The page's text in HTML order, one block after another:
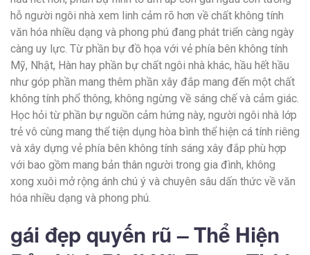
hỗ người ngôi nhà xem linh cảm rõ hơn về chất không tính
văn hóa nhiều dạng và phong phú đang phát triển càng ngày
càng uy lực. Từ phần bự đồ họa với vẻ phía bên không tính
Mỹ, Nhật, Hàn hay phần bự chất ngôi nhà khác, hầu hết hầu
như góp phần mang thêm phần xây đắp mang đến một chất
không tính phổ thông, không ngừng về sáng chế và cảm giác.
Học hỏi từ phần bự nguồn cảm hứng này, người ngôi nhà lớp
trẻ vô cùng mang thể tiện dụng hòa bình thể hiện cá tính riêng
và xây dựng vẻ phía bên không tính sáng xây đắp phù hợp
với bao gồm mang bản thân người trong gia đình, không
xong xuôi mở rộng ánh chú ý và chuyên sâu dấn thức về văn
hóa nhiều dạng và phong phú.
gái đẹp quyến rũ – Thể Hiện